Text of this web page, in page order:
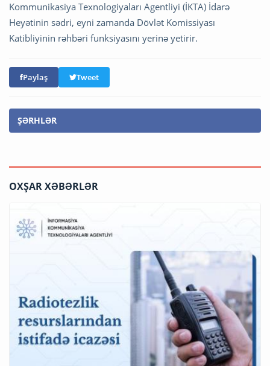
Kommunikasiya Texnologiyaları Agentliyi (İKTA) İdarə
Heyətinin sədri, eyni zamanda Dövlət Komissiyası
Katibliyinin rəhbəri funksiyasını yerinə yetirir.
Paylaş Tweet
ŞƏRHLƏR
OXŞAR XƏBƏRLƏR